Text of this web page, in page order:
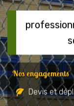
Nos engagements
Devis et